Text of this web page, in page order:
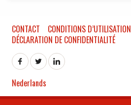
CONTACT
CONDITIONS D’UTILISATION
DÉCLARATION DE CONFIDENTIALITÉ
Nederlands